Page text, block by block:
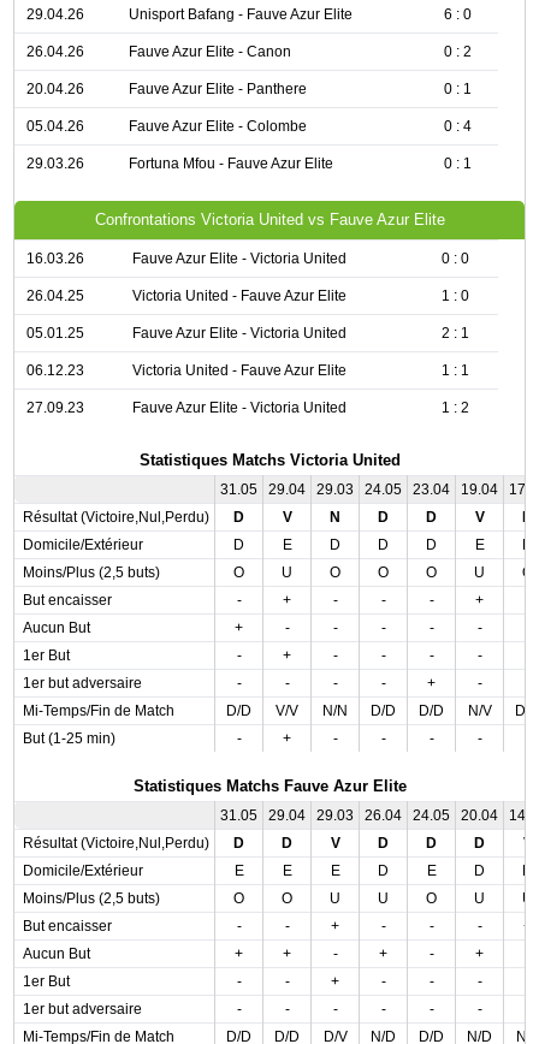
29.04.26 Unisport Bafang - Fauve Azur Elite 6 : 0
26.04.26 Fauve Azur Elite - Canon 0 : 2
20.04.26 Fauve Azur Elite - Panthere 0 : 1
05.04.26 Fauve Azur Elite - Colombe 0 : 4
29.03.26 Fortuna Mfou - Fauve Azur Elite 0 : 1
Confrontations Victoria United vs Fauve Azur Elite
16.03.26 Fauve Azur Elite - Victoria United 0 : 0
26.04.25 Victoria United - Fauve Azur Elite 1 : 0
05.01.25 Fauve Azur Elite - Victoria United 2 : 1
06.12.23 Victoria United - Fauve Azur Elite 1 : 1
27.09.23 Fauve Azur Elite - Victoria United 1 : 2
Statistiques Matchs Victoria United
31.05 29.04 29.03 24.05 23.04 19.04
Résultat (Victoire,Nul,Perdu)
D V N D D V
Domicile/Extérieur
D E D D D E
Moins/Plus (2,5 buts)
O U O O O U
O
But encaisser
- + - - - +
Aucun But
+ - - - - -
1er But
- + - - - -
1er but adversaire
- - - - + -
Mi-Temps/Fin de Match
D/D V/V N/N D/D D/D N/V
D/
But (1-25 min)
- + - - - -
Statistiques Matchs Fauve Azur Elite
31.05 29.04 29.03 26.04 24.05 20.04
Résultat (Victoire,Nul,Perdu)
D D V D D D
V
Domicile/Extérieur
E E E D E D
Moins/Plus (2,5 buts)
O O U U O U
U
But encaisser
- - + - - -
+
Aucun But
+ + - + - +
1er But
- - + - - -
1er but adversaire
- - - - - -
Mi-Temps/Fin de Match
D/D D/D D/V N/D D/D N/D N/V